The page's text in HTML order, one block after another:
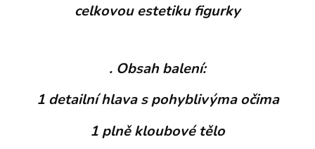
celkovou estetiku figurky
. Obsah balení:
1 detailní hlava s pohyblivýma očima
1 plně kloubové tělo